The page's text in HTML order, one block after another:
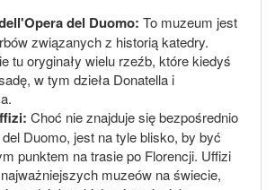
del Duomo: To muzeum jest
związanych z historią katedry.
tu oryginały wielu rzeźb, które kiedyś
w tym dzieła Donatella i
Choć nie znajduje się bezpośrednio
Duomo, jest na tyle blisko, by być
punktem na trasie po Florencji. Uffizi
muzeów na świecie,